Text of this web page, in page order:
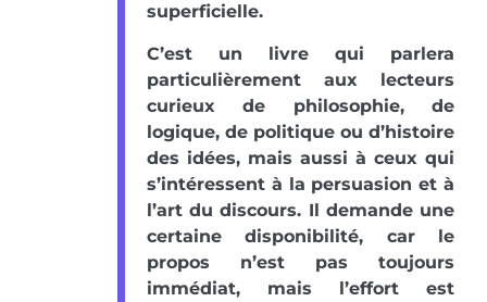
superficielle.
C’est un livre qui parlera
particulièrement aux lecteurs
curieux de philosophie, de
logique, de politique ou d’histoire
des idées, mais aussi à ceux qui
s’intéressent à la persuasion et à
l’art du discours. Il demande une
certaine disponibilité, car le
propos n’est pas toujours
immédiat, mais l’effort est